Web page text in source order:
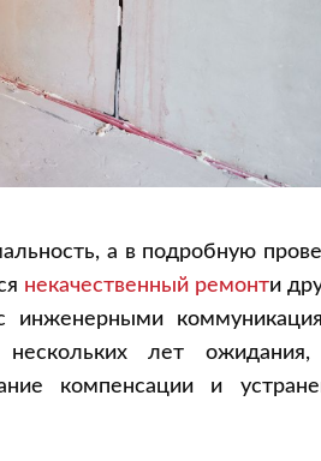
а в подробную
некачественный ремонти
лет
компенсации и